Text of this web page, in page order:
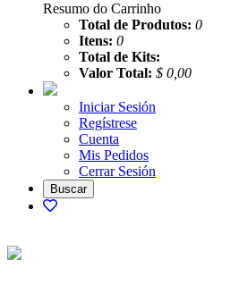
Resumo do Carrinho
Total de Produtos: 0
Itens: 0
Total de Kits:
Valor Total: $ 0,00
Iniciar Sesión
Regístrese
Cuenta
Mis Pedidos
Cerrar Sesión